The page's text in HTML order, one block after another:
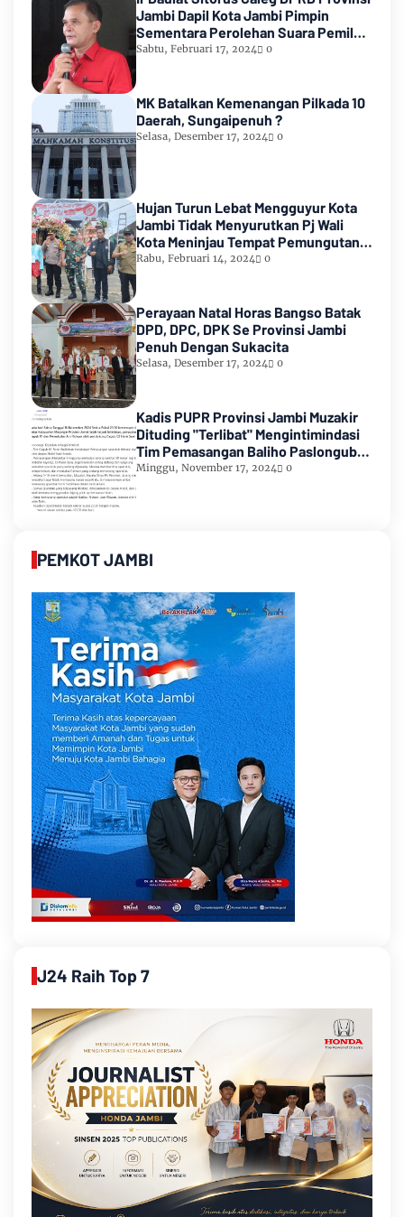
Jambi Dapil Kota Jambi Pimpin
Sementara Perolehan Suara Pemilu
2024
Sabtu, Februari 17, 2024 0
MK Batalkan Kemenangan Pilkada 10
Daerah, Sungaipenuh ?
Selasa, Desember 17, 2024 0
Hujan Turun Lebat Mengguyur Kota
Jambi Tidak Menyurutkan Pj Wali
Kota Meninjau Tempat Pemungutan
Suara Pemilu 2024
Rabu, Februari 14, 2024 0
Perayaan Natal Horas Bangso Batak
DPD, DPC, DPK Se Provinsi Jambi
Penuh Dengan Sukacita
Selasa, Desember 17, 2024 0
Kadis PUPR Provinsi Jambi Muzakir
Dituding "Terlibat" Mengintimindasi
Tim Pemasangan Baliho Paslongub
Romi-Sudirman
Minggu, November 17, 2024 0
PEMKOT JAMBI
J24 Raih Top 7